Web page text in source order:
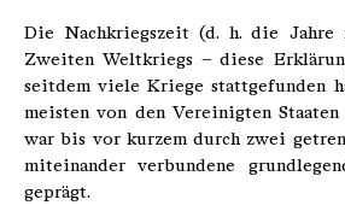
Die Nachkriegszeit (d. h. die Jahre
Zweiten Weltkriegs – diese
seitdem viele Kriege stattgefunden
meisten von den Vereinigten
war bis vor kurzem durch zwei
miteinander verbundene
geprägt.